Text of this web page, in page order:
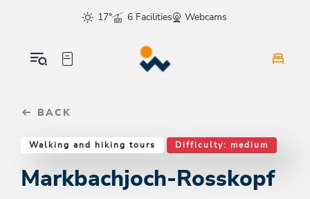
sr.skip-to.main-content
sr.skip-to.table-of-contents
sr.skip-to.main-navigation
17°
6 Facilities Webcams
BACK
Walking and hiking tours Difficulty: medium
Markbachjoch-Rosskopf